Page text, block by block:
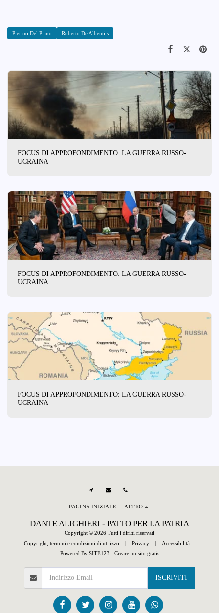
Pierino Del Piano Roberto De Albentiis
FOCUS DI APPROFONDIMENTO: LA GUERRA RUSSO-
UCRAINA
FOCUS DI APPROFONDIMENTO: LA GUERRA RUSSO-
UCRAINA
FOCUS DI APPROFONDIMENTO: LA GUERRA RUSSO-
UCRAINA
DANTE ALIGHIERI - PATTO PER LA PATRIA
Copyright © 2026 Tutti i diritti riservati
Copyright, termini e condizioni di utilizzo | Privacy|
Accessibilità
Powered By SITE123 - Creare un sito gratis
PAGINA INIZIALE ALTRO
ISCRIVITI